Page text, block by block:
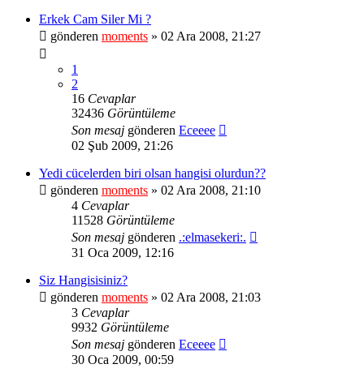
Erkek Cam Siler Mi ?
gönderen moments » 02 Ara 2008, 21:27
1
2
16 Cevaplar
32436 Görüntüleme
Son mesaj gönderen Eceeee
02 Şub 2009, 21:26
Yedi cücelerden biri olsan hangisi olurdun??
gönderen moments » 02 Ara 2008, 21:10
4 Cevaplar
11528 Görüntüleme
Son mesaj gönderen .:elmasekeri:.
31 Oca 2009, 12:16
Siz Hangisisiniz?
gönderen moments » 02 Ara 2008, 21:03
3 Cevaplar
9932 Görüntüleme
Son mesaj gönderen Eceeee
30 Oca 2009, 00:59